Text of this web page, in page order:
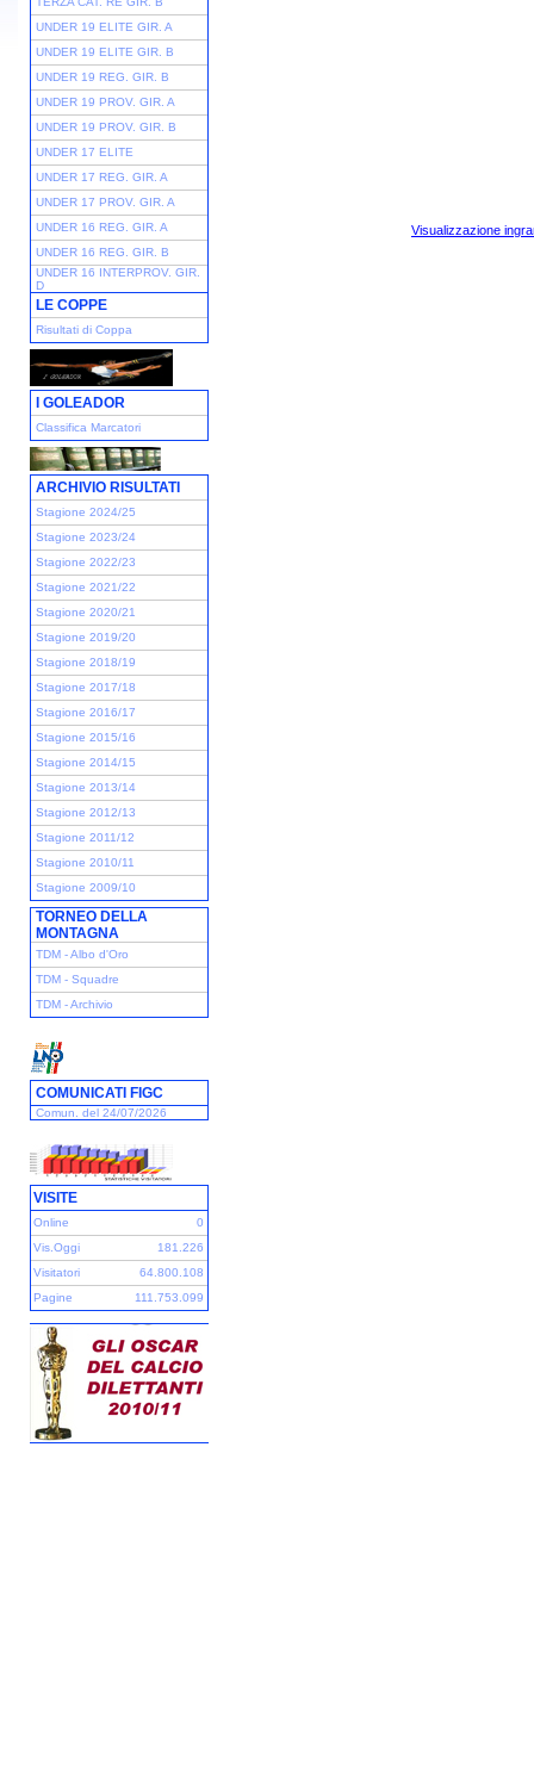
UNDER 19 ELITE GIR. A
UNDER 19 ELITE GIR. B
UNDER 19 REG. GIR. B
UNDER 19 PROV. GIR. A
UNDER 19 PROV. GIR. B
UNDER 17 ELITE
UNDER 17 REG. GIR. A
UNDER 17 PROV. GIR. A
UNDER 16 REG. GIR. A
UNDER 16 REG. GIR. B
UNDER 16 INTERPROV. GIR.
D
LE COPPE
Risultati di Coppa
I GOLEADOR
Classifica Marcatori
ARCHIVIO RISULTATI
Stagione 2024/25
Stagione 2023/24
Stagione 2022/23
Stagione 2021/22
Stagione 2020/21
Stagione 2019/20
Stagione 2018/19
Stagione 2017/18
Stagione 2016/17
Stagione 2015/16
Stagione 2014/15
Stagione 2013/14
Stagione 2012/13
Stagione 2011/12
Stagione 2010/11
Stagione 2009/10
TORNEO DELLA
MONTAGNA
TDM - Albo d'Oro
TDM - Squadre
TDM - Archivio
COMUNICATI FIGC
Comun. del 24/07/2026
VISITE
Online
0
Vis.Oggi
181.226
Visitatori
64.800.108
Pagine
111.753.099
Visualizzazione